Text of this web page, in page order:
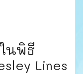
นพิธี
Lines